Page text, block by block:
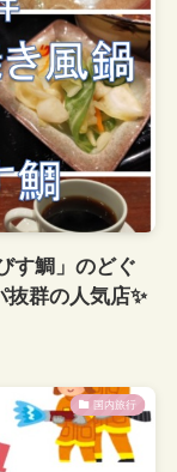
す鯛」のどぐ
群の人気店✨
国内旅行